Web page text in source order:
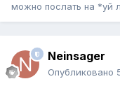
можно послать на *уй
Neinsager
Опубликовано